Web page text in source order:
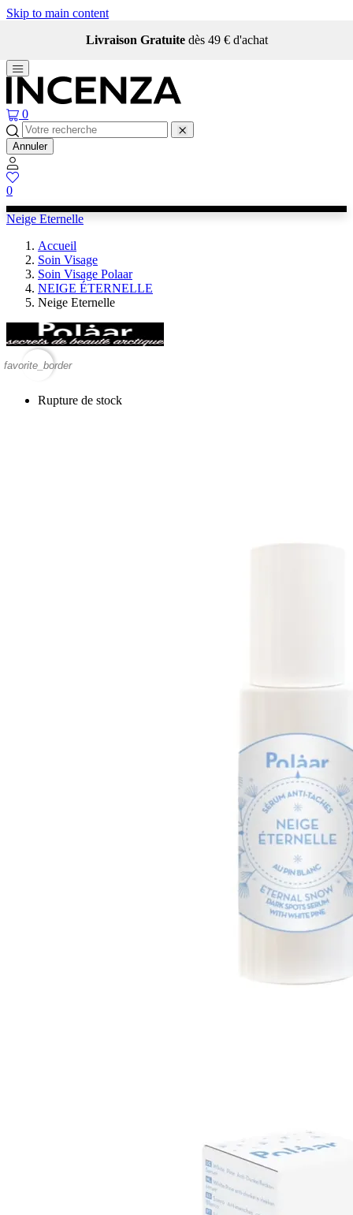
Skip to main content
Livraison Gratuite dès 49 € d'achat
0
Annuler
0
Neige Eternelle
Accueil
Soin Visage
Soin Visage Polaar
NEIGE ÉTERNELLE
Neige Eternelle
favorite_border
Rupture de stock